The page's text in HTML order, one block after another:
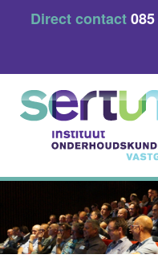
Direct contact